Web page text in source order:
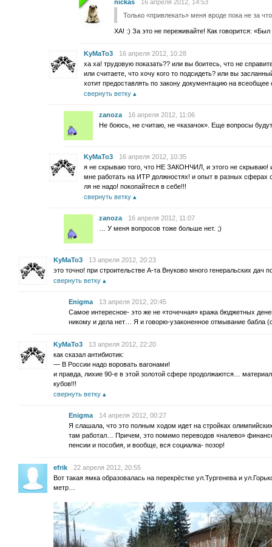
nickas
16 апреля 2012, 14:53
Только «привлекать» меня вроде пока не за
ХА! :) За это не переживайте! Как говорится:
KyMaTo3
16 апреля 2012, 10:28
ха ха! трудовую показать?? или вы боитесь, что не
или считаете, что хочу кого то подсидеть? или вы
хотит предоставлять по закону документацию на всеобщее
свернуть ветку
zanoza
16 апреля 2012, 11:06
Не боюсь, не считаю, не «казачок». Еще вопросы
KyMaTo3
16 апреля 2012, 10:35
я не скрываю того, что НЕ ЗАКОНЧИЛ, и этого не скрываю!
мне работать на ИТР должностях! и опыт в разных сферах
ля не надо! покопайтеся в себе!!!
свернуть ветку
zanoza
16 апреля 2012, 11:07
… У меня вопросов тоже больше нет. ;)
KyMaTo3
13 апреля 2012, 20:23
это точно! при строительстве А-та Внуково много генеральских дач
свернуть ветку
Enigma
13 апреля 2012, 20:45
Самое интересное- это же не «точечная» кража бюджетных
никому и дела нет… Я и говорю-узаконенное отмывание бабла
KyMaTo3
13 апреля 2012, 22:20
как сказал антибиотик:
— В России надо воровать вагонами!
и правда, лихие 90-е в этой золотой сфере продолжаются…
кубов!!!
свернуть ветку
Enigma
14 апреля 2012, 00:27
Я слашала, что это полным ходом идет на стройках
там работал… Причем, это помимо переводов «налево»
пенсии и пособия, и вообще, вся социалка- позор!
efrik
22 апреля 2012, 20:55
Вот такая ямка образовалась на перекрёстке ул.Тургенева и
метр…